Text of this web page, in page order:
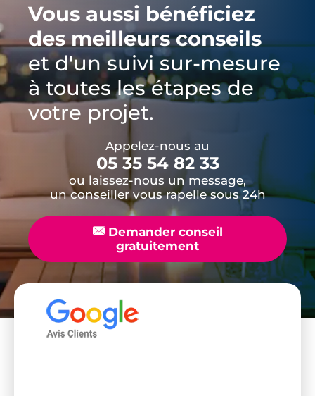
Vous aussi bénéficiez
des meilleurs conseils
et d'un suivi sur-mesure
à toutes les étapes de
votre projet.
Appelez-nous au
05 35 54 82 33
ou laissez-nous un message,
un conseiller vous rapelle sous 24h
📧Demander conseil
gratuitement